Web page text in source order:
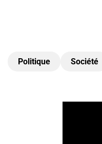
Politique Société